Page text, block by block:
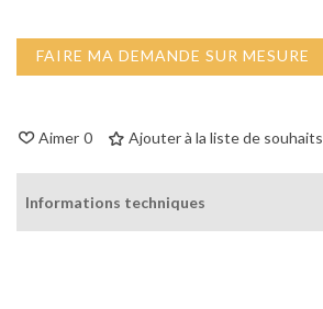
FAIRE MA DEMANDE SUR MESURE
Aimer 0 Ajouter à la liste de souhaits
Informations techniques